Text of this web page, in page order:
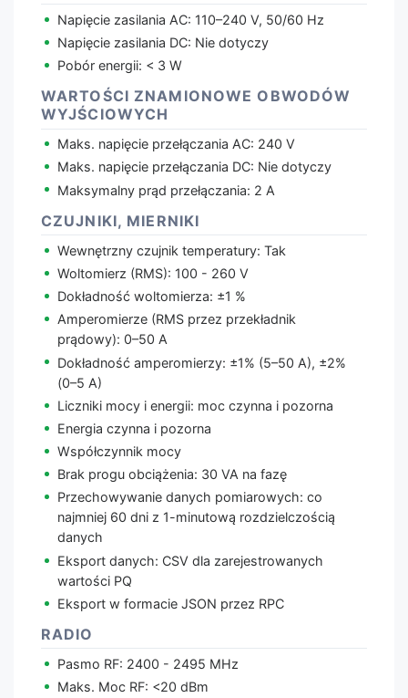
Napięcie zasilania AC: 110–240 V, 50/60 Hz
Napięcie zasilania DC: Nie dotyczy
Pobór energii: < 3 W
WARTOŚCI ZNAMIONOWE OBWODÓW
WYJŚCIOWYCH
Maks. napięcie przełączania AC: 240 V
Maks. napięcie przełączania DC: Nie dotyczy
Maksymalny prąd przełączania: 2 A
CZUJNIKI, MIERNIKI
Wewnętrzny czujnik temperatury: Tak
Woltomierz (RMS): 100 - 260 V
Dokładność woltomierza: ±1 %
Amperomierze (RMS przez przekładnik
prądowy): 0–50 A
Dokładność amperomierzy: ±1% (5–50 A), ±2%
(0–5 A)
Liczniki mocy i energii: moc czynna i pozorna
Energia czynna i pozorna
Współczynnik mocy
Brak progu obciążenia: 30 VA na fazę
Przechowywanie danych pomiarowych: co
najmniej 60 dni z 1-minutową rozdzielczością
danych
Eksport danych: CSV dla zarejestrowanych
wartości PQ
Eksport w formacie JSON przez RPC
RADIO
Pasmo RF: 2400 - 2495 MHz
Maks. Moc RF: <20 dBm